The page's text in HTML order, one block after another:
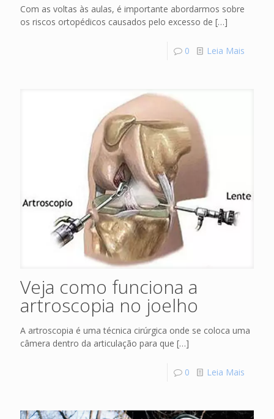
Com as voltas às aulas, é importante abordarmos sobre
os riscos ortopédicos causados pelo excesso de […]
0 Leia Mais
Veja como funciona a
artroscopia no joelho
A artroscopia é uma técnica cirúrgica onde se coloca uma
câmera dentro da articulação para que […]
0 Leia Mais